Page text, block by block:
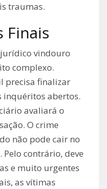
traumas.
Finais
vindouro
complexo.
precisa finalizar
inquéritos abertos.
avaliará o
O crime
não pode cair no
contrário, deve
e muito urgentes
as vítimas